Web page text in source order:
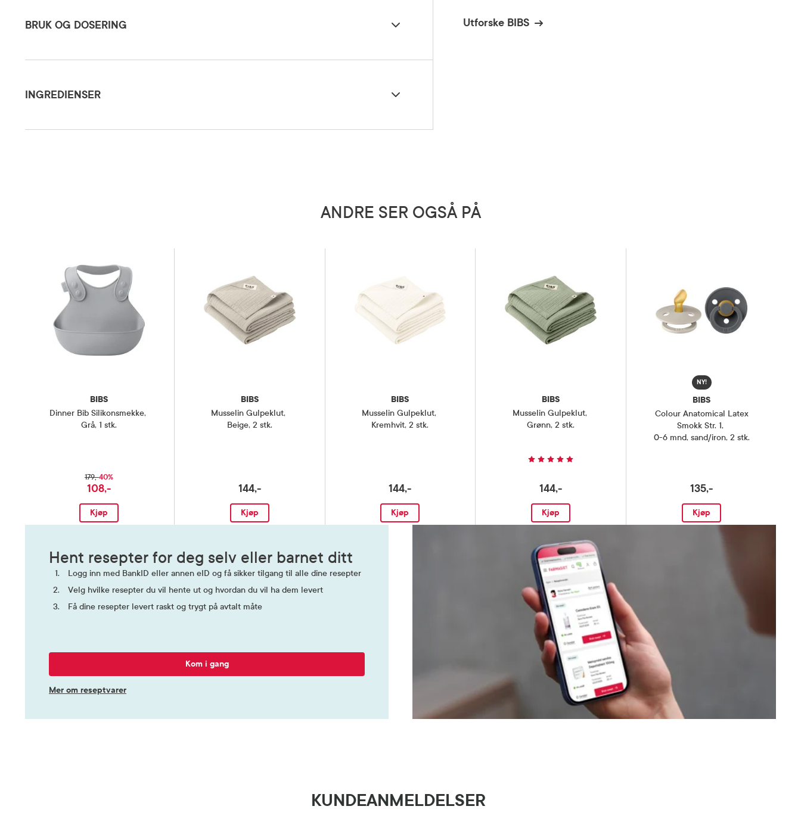
BRUK OG DOSERING
INGREDIENSER
Utforske BIBS
ANDRE SER OGSÅ PÅ
BIBS
Dinner Bib Silikonsmekke,
Grå, 1 stk.
179,-40%
108,-
Kjøp
BIBS
Musselin Gulpeklut,
Beige, 2 stk.
144,-
Kjøp
BIBS
Musselin Gulpeklut,
Kremhvit, 2 stk.
144,-
Kjøp
BIBS
Musselin Gulpeklut,
Grønn, 2 stk.
144,-
Kjøp
NY!
BIBS
Colour Anatomical Latex
Smokk Str. 1,
0-6 mnd, sand/iron, 2 stk.
135,-
Kjøp
Hent resepter for deg selv eller barnet ditt
Logg inn med BankID eller annen eID og få sikker tilgang til alle dine resepter
Velg hvilke resepter du vil hente ut og hvordan du vil ha dem levert
Få dine resepter levert raskt og trygt på avtalt måte
Kom i gang
Mer om reseptvarer
KUNDEANMELDELSER